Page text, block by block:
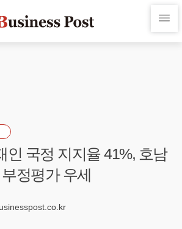
인 국정 지지율 41%, 호남
정평가 우세